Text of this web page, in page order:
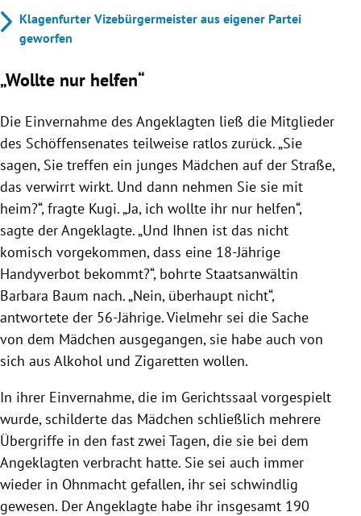
Klagenfurter Vizebürgermeister aus eigener Partei
geworfen
„Wollte nur helfen“
Die Einvernahme des Angeklagten ließ die Mitglieder
des Schöffensenates teilweise ratlos zurück. „Sie
sagen, Sie treffen ein junges Mädchen auf der Straße,
das verwirrt wirkt. Und dann nehmen Sie sie mit
heim?“, fragte Kugi. „Ja, ich wollte ihr nur helfen“,
sagte der Angeklagte. „Und Ihnen ist das nicht
komisch vorgekommen, dass eine 18-Jährige
Handyverbot bekommt?“, bohrte Staatsanwältin
Barbara Baum nach. „Nein, überhaupt nicht“,
antwortete der 56-Jährige. Vielmehr sei die Sache
von dem Mädchen ausgegangen, sie habe auch von
sich aus Alkohol und Zigaretten wollen.
In ihrer Einvernahme, die im Gerichtssaal vorgespielt
wurde, schilderte das Mädchen schließlich mehrere
Übergriffe in den fast zwei Tagen, die sie bei dem
Angeklagten verbracht hatte. Sie sei auch immer
wieder in Ohnmacht gefallen, ihr sei schwindlig
gewesen. Der Angeklagte habe ihr insgesamt 190